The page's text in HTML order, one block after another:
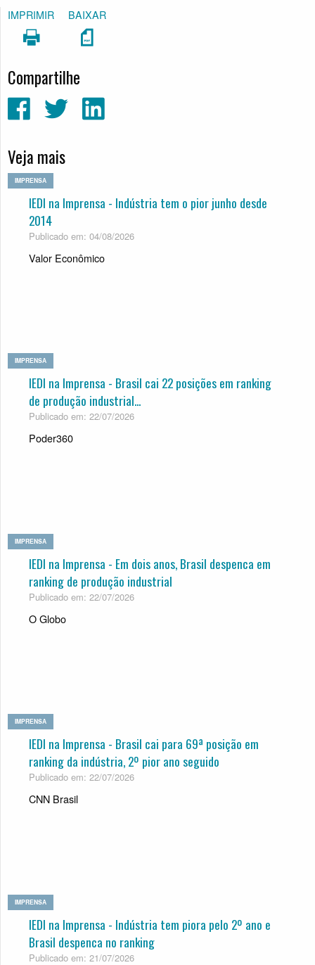
IMPRIMIR
BAIXAR
Compartilhe
Veja mais
IMPRENSA
IEDI na Imprensa - Indústria tem o pior junho desde
2014
Publicado em: 04/08/2026
Valor Econômico
IMPRENSA
IEDI na Imprensa - Brasil cai 22 posições em ranking
de produção industrial...
Publicado em: 22/07/2026
Poder360
IMPRENSA
IEDI na Imprensa - Em dois anos, Bra­sil des­penca em
ran­king de pro­du­ção indus­trial
Publicado em: 22/07/2026
O Globo
IMPRENSA
IEDI na Imprensa - Brasil cai para 69ª posição em
ranking da indústria, 2º pior ano seguido
Publicado em: 22/07/2026
CNN Brasil
IMPRENSA
IEDI na Imprensa - Indústria tem piora pelo 2º ano e
Brasil despenca no ranking
Publicado em: 21/07/2026